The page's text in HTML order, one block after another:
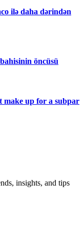
ilə daha dərindən
öncüsü
make up for a subpar
insights, and tips